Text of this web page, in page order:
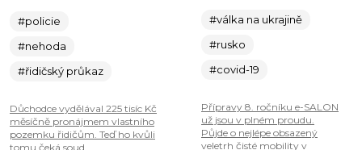
#policie
#nehoda
#řidičský průkaz
Důchodce vydělával 225 tisíc Kč
měsíčně pronájmem vlastního
pozemku řidičům. Teď ho kvůli
tomu čeká soud
#válka na ukrajině
#rusko
#covid-19
Přípravy 8. ročníku e-SALON
už jsou v plném proudu.
Půjde o nejlépe obsazený
veletrh čisté mobility v